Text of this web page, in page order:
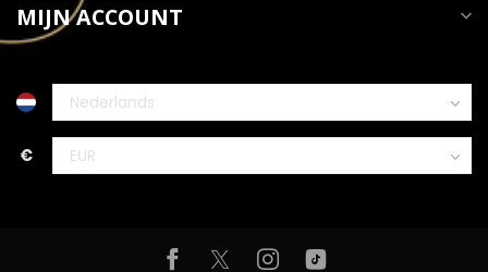
MIJN ACCOUNT
€